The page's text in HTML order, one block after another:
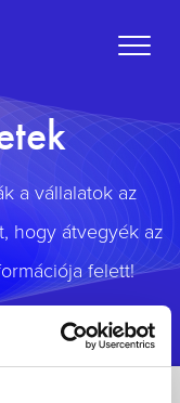
Toggle
a vállalatok az
hogy átvegyék az
felett!